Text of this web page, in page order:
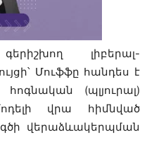
լիբերալ-
Մուֆֆը հանդես է
(պլյուրալ)
վրա հիմնված
վերաձևակերպման